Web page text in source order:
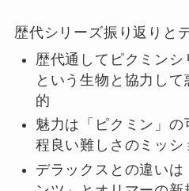
歴代シリーズ振り返りと
歴代通してピクミンシ
という生物と協力し
的
魅力は「ピクミン」の
程良い難しさのミッシ
デラックスとの違い